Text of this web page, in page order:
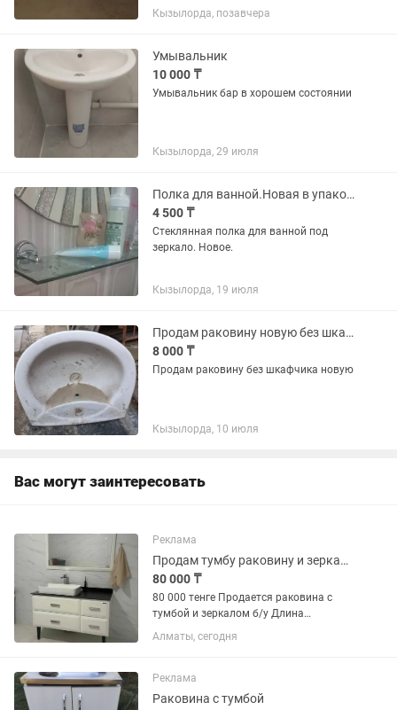
Кызылорда, позавчера
Умывальник
10 000 ₸
Умывальник бар в хорошем состоянии
Кызылорда, 29 июля
Полка для ванной.Новая в упаковке.
4 500 ₸
Стеклянная полка для ванной под
зеркало. Новое.
Кызылорда, 19 июля
Продам раковину новую без шкафчика
8 000 ₸
Продам раковину без шкафчика новую
Кызылорда, 10 июля
Вас могут заинтересовать
Реклама
Продам тумбу раковину и зеркало б/у
80 000 ₸
80 000 тенге Продается раковина с
тумбой и зеркалом б/у Длина
столешницы: 120см Ширина
столешницы: 50см Длина зеркала:
каменной столешнице налет от воды
Алматы, сегодня
Реклама
Раковина с тумбой